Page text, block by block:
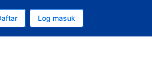
Ringgit Malaysia
Bahasa Malaysia
Log masuk